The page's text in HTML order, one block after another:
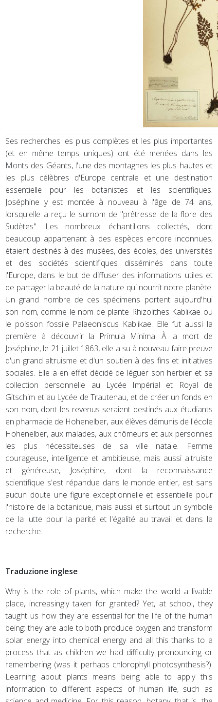
Ses recherches les plus complètes et les plus importantes
(et en même temps uniques) ont été menées dans les
Monts des Géants, l'une des montagnes les plus hautes et
les plus célèbres d'Europe centrale et une destination
essentielle pour les botanistes et les scientifiques.
Joséphine y est montée à nouveau à l'âge de 74 ans,
lorsqu'elle a reçu le surnom de "prêtresse de la flore des
Sudètes". Les nombreux échantillons collectés, dont
beaucoup appartenant à des espèces encore inconnues,
étaient destinés à des musées, des écoles, des universités
et des sociétés scientifiques disséminés dans toute
l'Europe, dans le but de diffuser des informations utiles et
de partager la beauté de la nature qui nourrit notre planète.
Un grand nombre de ces spécimens portent aujourd'hui
son nom, comme le nom de plante Rhizolithes Kablikae ou
le poisson fossile Palaeoniscus Kablikae. Elle fut aussi la
première à découvrir la Primula Minima. À la mort de
Joséphine, le 21 juillet 1863, elle a su à nouveau faire preuve
d'un grand altruisme et d'un soutien à des fins et initiatives
sociales. Elle a en effet décidé de léguer son herbier et sa
collection personnelle au Lycée Impérial et Royal de
Gitschim et au Lycée de Trautenau, et de créer un fonds en
son nom, dont les revenus seraient destinés aux étudiants
en pharmacie de Hohenelber, aux élèves démunis de l'école
Hohenelber, aux malades, aux chômeurs et aux personnes
les plus nécessiteuses de sa ville natale. Femme
courageuse, intelligente et ambitieuse, mais aussi altruiste
et généreuse, Joséphine, dont la reconnaissance
scientifique s'est répandue dans le monde entier, est sans
aucun doute une figure exceptionnelle et essentielle pour
l'histoire de la botanique, mais aussi et surtout un symbole
de la lutte pour la parité et l'égalité au travail et dans la
recherche.
Traduzione inglese
Why is the role of plants, which make the world a livable
place, increasingly taken for granted? Yet, at school, they
taught us how they are essential for the life of the human
being: they are able to both produce oxygen and transform
solar energy into chemical energy and all this thanks to a
process that as children we had difficulty pronouncing or
remembering (was it perhaps chlorophyll photosynthesis?).
Learning about plants means being able to apply this
information to different aspects of human life, such as